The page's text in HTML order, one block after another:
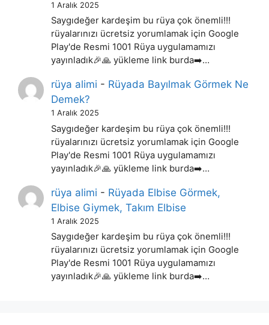
1 Aralık 2025
Saygıdeğer kardeşim bu rüya çok önemli!!!
rüyalarınızı ücretsiz yorumlamak için Google
Play'de Resmi 1001 Rüya uygulamamızı
yayınladık🎉🙏 yükleme link burda➡️…
rüya alimi - Rüyada Bayılmak Görmek Ne
Demek?
1 Aralık 2025
Saygıdeğer kardeşim bu rüya çok önemli!!!
rüyalarınızı ücretsiz yorumlamak için Google
Play'de Resmi 1001 Rüya uygulamamızı
yayınladık🎉🙏 yükleme link burda➡️…
rüya alimi - Rüyada Elbise Görmek,
Elbise Giymek, Takım Elbise
1 Aralık 2025
Saygıdeğer kardeşim bu rüya çok önemli!!!
rüyalarınızı ücretsiz yorumlamak için Google
Play'de Resmi 1001 Rüya uygulamamızı
yayınladık🎉🙏 yükleme link burda➡️…